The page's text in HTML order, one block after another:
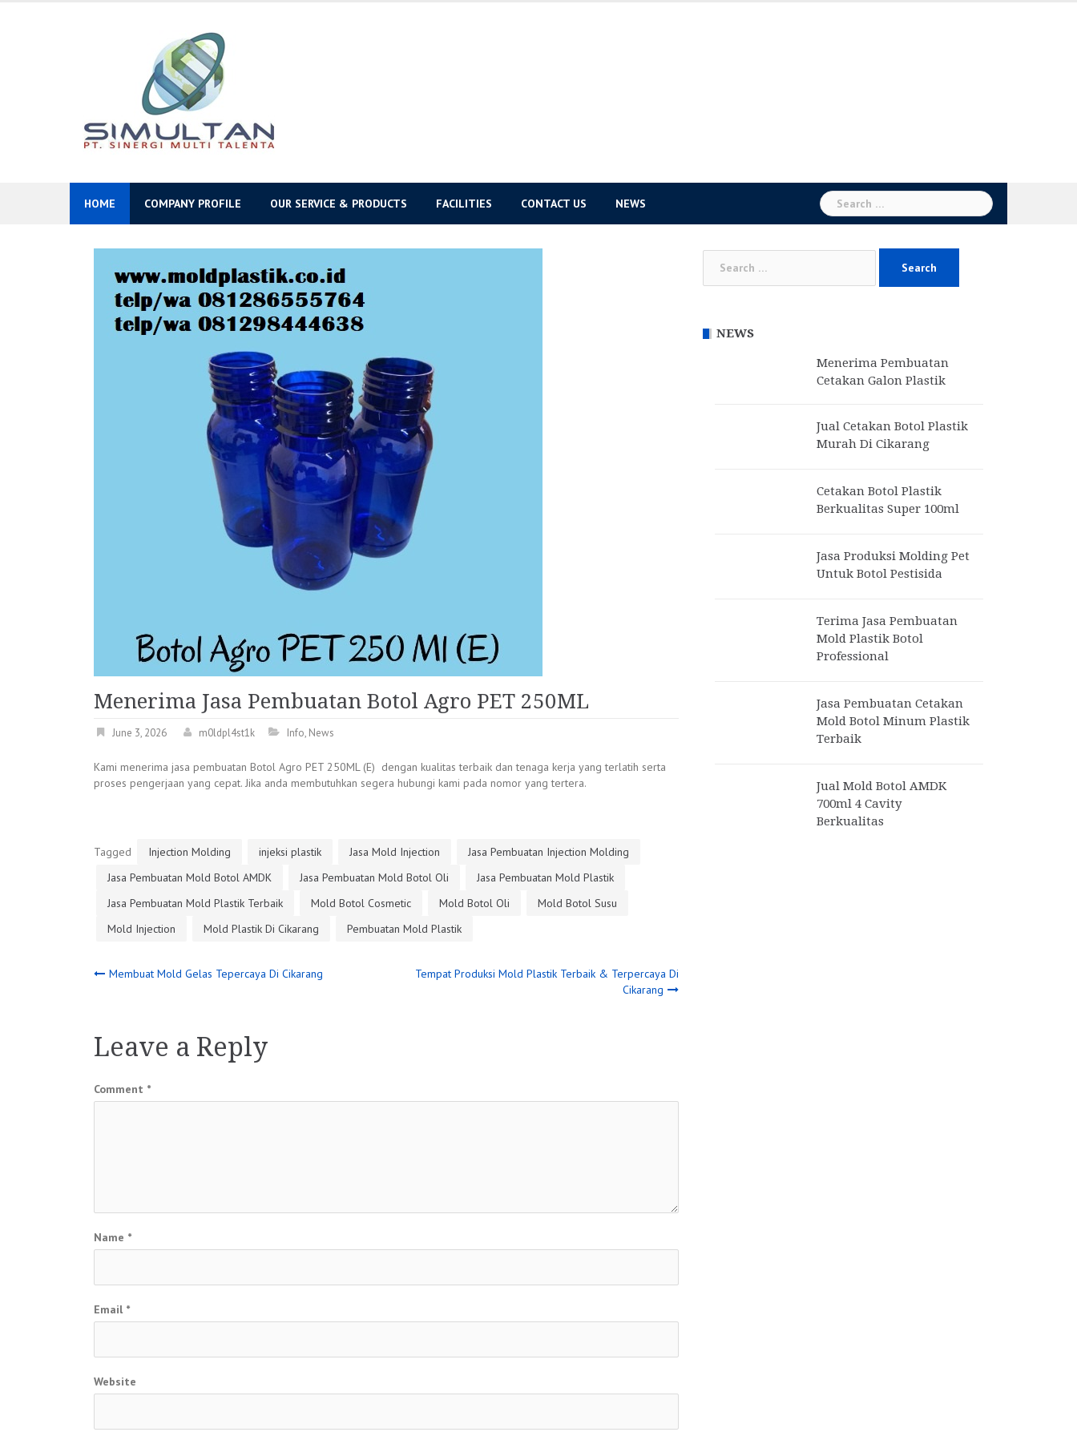
HOME COMPANY PROFILE OUR SERVICE & PRODUCTS FACILITIES CONTACT US NEWS
Search
for:
Menerima Jasa Pembuatan Botol Agro PET 250ML
June 3, 2026 m0ldpl4st1k Info, News
Kami menerima jasa pembuatan Botol Agro PET 250ML (E) dengan kualitas terbaik dan tenaga kerja yang terlatih serta
proses pengerjaan yang cepat. Jika anda membutuhkan segera hubungi kami pada nomor yang tertera.
Tagged Injection Molding injeksi plastik Jasa Mold Injection
Jasa Pembuatan Injection Molding
Jasa Pembuatan Mold Botol AMDK
Jasa Pembuatan Mold Botol Oli
Jasa Pembuatan Mold Plastik
Jasa Pembuatan Mold Plastik Terbaik
Mold Botol Cosmetic Mold Botol Oli
Mold Botol Susu
Mold Injection
Mold Plastik Di Cikarang Pembuatan Mold Plastik
Post
Membuat Mold Gelas Tepercaya Di Cikarang
Tempat Produksi Mold Plastik Terbaik & Terpercaya Di
Cikarang
Leave a Reply
Comment *
Name *
Email *
Website
NEWS
Menerima Pembuatan
Cetakan Galon Plastik
Jual Cetakan Botol Plastik
Murah Di Cikarang
Cetakan Botol Plastik
Berkualitas Super 100ml
Jasa Produksi Molding Pet
Untuk Botol Pestisida
Terima Jasa Pembuatan
Mold Plastik Botol
Professional
Jasa Pembuatan Cetakan
Mold Botol Minum Plastik
Terbaik
Jual Mold Botol AMDK
700ml 4 Cavity
Berkualitas